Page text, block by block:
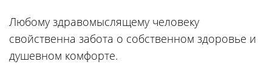
Любому здравомыслящему человеку
свойственна забота о собственном здоровье и
душевном комфорте.